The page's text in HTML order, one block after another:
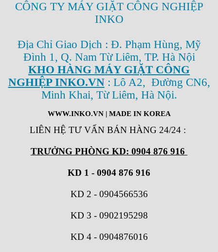
CÔNG TY MÁY GIẶT CÔNG NGHIỆP
INKO
Địa Chỉ Giao Dịch : Đ. Phạm Hùng, Mỹ
Đình 1, Q. Nam Từ Liêm, TP. Hà Nội
KHO HÀNG MÁY GIẶT CÔNG
NGHIỆP INKO.VN: Lô A2, Đường CN6,
Minh Khai, Từ Liêm, Hà Nội.
WWW.INKO.VN| MADE IN KOREA
LIÊN HỆ TƯ VẤN BÁN HÀNG 24/24 :
TRƯỞNG PHÒNG KD: 0904 876 916
KD 1 - 0904 876 916
KD 2 - 0904566536
KD 3 - 0902195298
KD 4 - 0904876016